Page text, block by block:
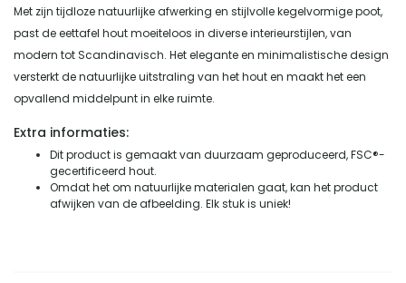
Met zijn tijdloze natuurlijke afwerking en stijlvolle kegelvormige poot,
past de eettafel hout moeiteloos in diverse interieurstijlen, van
modern tot Scandinavisch. Het elegante en minimalistische design
versterkt de natuurlijke uitstraling van het hout en maakt het een
opvallend middelpunt in elke ruimte.
Extra informaties:
Dit product is gemaakt van duurzaam geproduceerd, FSC®-
gecertificeerd hout.
Omdat het om natuurlijke materialen gaat, kan het product
afwijken van de afbeelding. Elk stuk is uniek!